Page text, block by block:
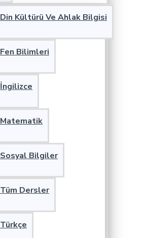
Din Kültürü Ve Ahlak Bilgisi
Fen Bilimleri
İngilizce
Matematik
Sosyal Bilgiler
Tüm Dersler
Türkçe